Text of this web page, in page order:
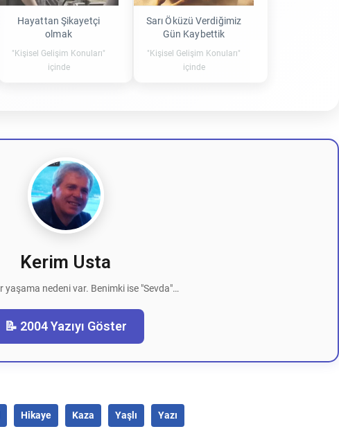
Hayattan Şikayetçi
olmak
"Kişisel Gelişim Konuları"
içinde
Sarı Öküzü Verdiğimiz
Gün Kaybettik
"Kişisel Gelişim Konuları"
içinde
Kerim Usta
yaşama nedeni var. Benimki ise "Sevda"…
📝 2004 Yazıyı Göster
Hikaye Kaza Yaşlı Yazı